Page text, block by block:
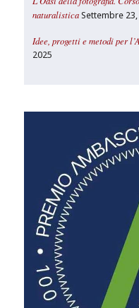
naturalistica Settembre 23,
Idee, progetti e metodi per
2025